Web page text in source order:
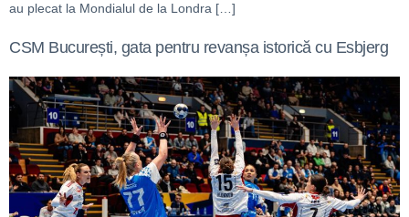
au plecat la Mondialul de la Londra […]
CSM București, gata pentru revanșa istorică cu Esbjerg